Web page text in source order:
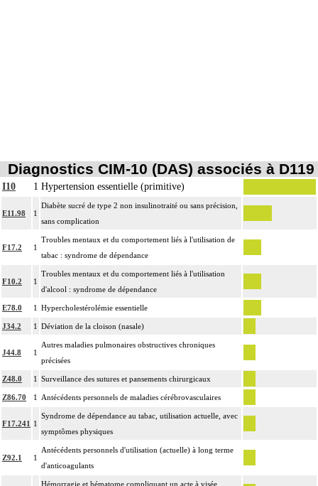
Diagnostics CIM-10 (DAS) associés à D119
I10 1 Hypertension essentielle (primitive)
E11.98 1
Diabète sucré de type 2 non insulinotraité ou sans précision,
sans complication
F17.2 1
Troubles mentaux et du comportement liés à l'utilisation de
tabac : syndrome de dépendance
F10.2 1
Troubles mentaux et du comportement liés à l'utilisation
d'alcool : syndrome de dépendance
E78.0 1 Hypercholestérolémie essentielle
J34.2 1 Déviation de la cloison (nasale)
J44.8 1
Autres maladies pulmonaires obstructives chroniques
précisées
Z48.0 1 Surveillance des sutures et pansements chirurgicaux
Z86.70 1 Antécédents personnels de maladies cérébrovasculaires
F17.241 1
Syndrome de dépendance au tabac, utilisation actuelle, avec
symptômes physiques
Z92.1 1
Antécédents personnels d'utilisation (actuelle) à long terme
d'anticoagulants
Hémorragie et hématome compliquant un acte à visée